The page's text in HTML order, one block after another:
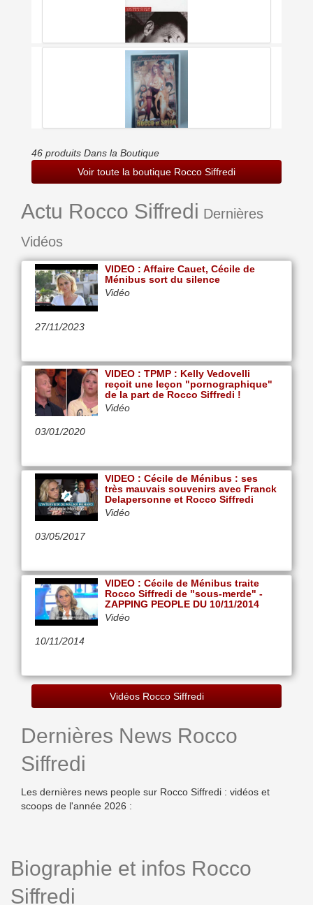
Rocco Raconte Rocco : L'histoire De Ma Vie
46 produits Dans la Boutique
Voir toute la boutique Rocco Siffredi
Actu Rocco Siffredi Dernières
Vidéos
27/11/2023
VIDEO : Affaire Cauet, Cécile de
Ménibus sort du silence
Vidéo
03/01/2020
VIDEO : TPMP : Kelly Vedovelli
reçoit une leçon "pornographique"
de la part de Rocco Siffredi !
Vidéo
03/05/2017
VIDEO : Cécile de Ménibus : ses
très mauvais souvenirs avec Franck
Delapersonne et Rocco Siffredi
Vidéo
10/11/2014
VIDEO : Cécile de Ménibus traite
Rocco Siffredi de "sous-merde" -
ZAPPING PEOPLE DU 10/11/2014
Vidéo
Vidéos Rocco Siffredi
Dernières News Rocco
Siffredi
Les dernières news people sur Rocco Siffredi : vidéos et
scoops de l'année 2026 :
Biographie et infos Rocco
Siffredi